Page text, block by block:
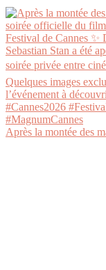
Après la montée des